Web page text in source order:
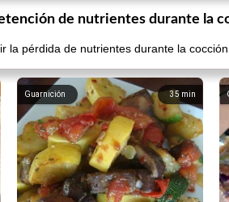
de nutrientes durante la
la pérdida de nutrientes durante la
35 min
Guarnición